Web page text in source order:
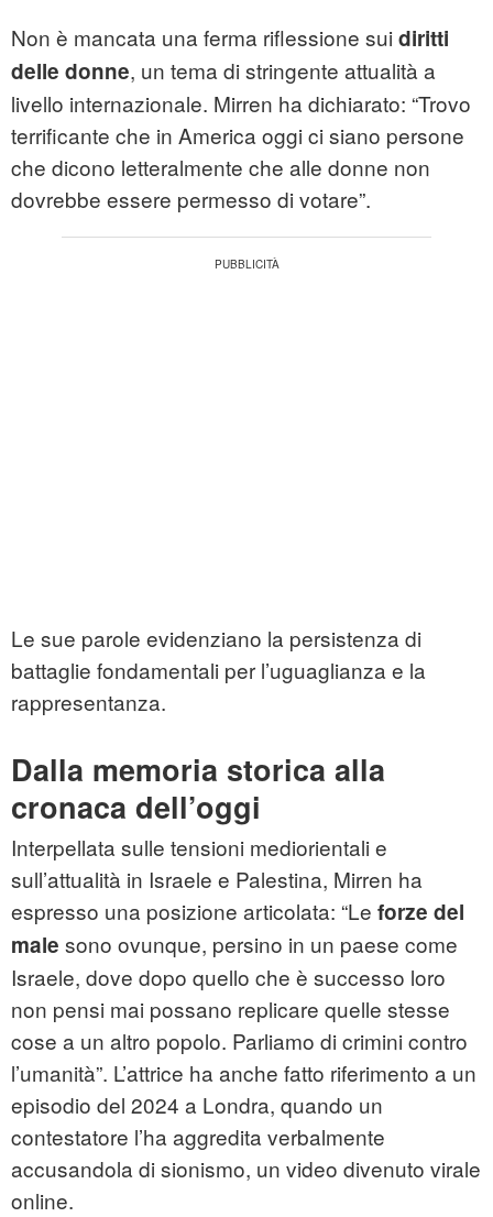
Non è mancata una ferma riflessione sui diritti
delle donne, un tema di stringente attualità a
livello internazionale. Mirren ha dichiarato: “Trovo
terrificante che in America oggi ci siano persone
che dicono letteralmente che alle donne non
dovrebbe essere permesso di votare”.
Le sue parole evidenziano la persistenza di
battaglie fondamentali per l’uguaglianza e la
rappresentanza.
Dalla memoria storica alla
cronaca dell’oggi
Interpellata sulle tensioni mediorientali e
sull’attualità in Israele e Palestina, Mirren ha
espresso una posizione articolata: “Le forze del
male sono ovunque, persino in un paese come
Israele, dove dopo quello che è successo loro
non pensi mai possano replicare quelle stesse
cose a un altro popolo. Parliamo di crimini contro
l’umanità”. L’attrice ha anche fatto riferimento a un
episodio del 2024 a Londra, quando un
contestatore l’ha aggredita verbalmente
accusandola di sionismo, un video divenuto virale
online.